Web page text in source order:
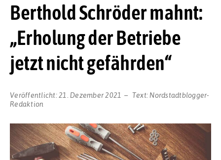
Berthold Schröder mahnt:
„Erholung der Betriebe
jetzt nicht gefährden“
Veröffentlicht:21. Dezember 2021 Text: Nordstadtblogger-
Redaktion